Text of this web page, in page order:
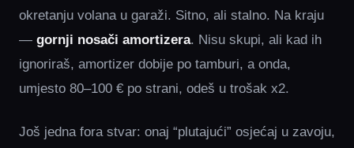
okretanju volana u garaži. Sitno, ali stalno. Na kraju
— gornji nosači amortizera. Nisu skupi, ali kad ih
ignoriraš, amortizer dobije po tamburi, a onda,
umjesto 80–100 € po strani, odeš u trošak x2.
Još jedna fora stvar: onaj “plutajući” osjećaj u zavoju,